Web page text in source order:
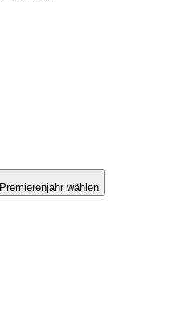
Premierenjahr wählen